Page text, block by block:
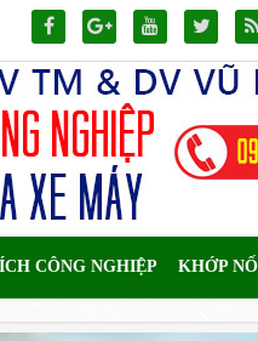
CÔNG NGHIỆP KHỚP